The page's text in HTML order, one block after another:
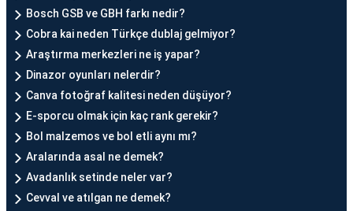
Bosch GSB ve GBH farkı nedir?
Cobra kai neden Türkçe dublaj gelmiyor?
Araştırma merkezleri ne iş yapar?
Dinazor oyunları nelerdir?
Canva fotoğraf kalitesi neden düşüyor?
E-sporcu olmak için kaç rank gerekir?
Bol malzemos ve bol etli aynı mı?
Aralarında asal ne demek?
Avadanlık setinde neler var?
Cevval ve atılgan ne demek?